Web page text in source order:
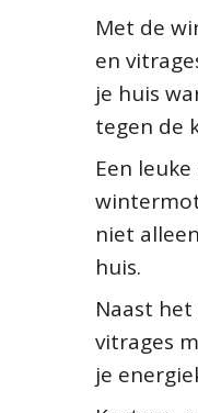
Met de
en
je huis
tegen de
Een
niet
huis.
Naast
vitrages
je